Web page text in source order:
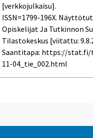
[verkkojulkaisu].
ISSN=1799-196X.
Opiskelijat Ja Tutkinnon
Tilastokeskus [viitattu:
Saantitapa: https://stat.fi/
11-04_tie_002.html